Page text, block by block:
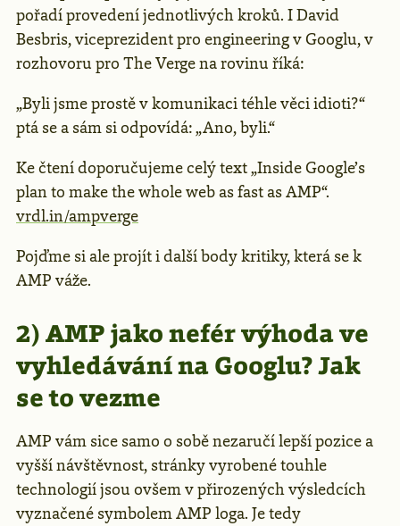
pořadí provedení jednotlivých kroků. I David
Besbris, viceprezident pro engineering v Googlu, v
rozhovoru pro The Verge na rovinu říká:
„Byli jsme prostě v komunikaci téhle věci idioti?“
ptá se a sám si odpovídá: „Ano, byli.“
Ke čtení doporučujeme celý text „Inside Google’s
plan to make the whole web as fast as AMP“.
vrdl.in/ampverge
Pojďme si ale projít i další body kritiky, která se k
AMP váže.
2) AMP jako nefér výhoda ve
vyhledávání na Googlu? Jak
se to vezme
AMP vám sice samo o sobě nezaručí lepší pozice a
vyšší návštěvnost, stránky vyrobené touhle
technologií jsou ovšem v přirozených výsledcích
vyznačené symbolem AMP loga. Je tedy